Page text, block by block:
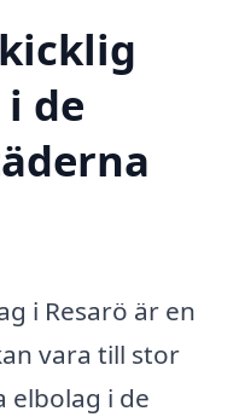
de
i Resarö är en
vara till stor
elbolag i de